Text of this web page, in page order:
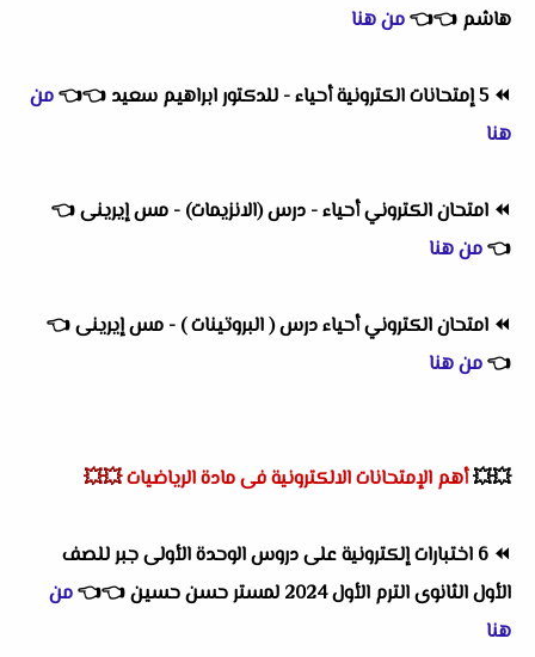
هاشم 👈
👈من هنا
⏪5 إمتحانات الكترونية أحياء - للدكتور ابراهيم سعيد 👈
👈من
هنا
⏪ امتحان الكتروني أحياء - درس (الانزيمات) - مس إيرينى👈
👈من هنا
⏪ امتحان الكتروني أحياء درس ( البروتينات ) - مس إيرينى👈
👈من هنا
💥💥أهم الإمتحانات الالكترونية فى مادة الرياضيات💥💥
⏪
6 اختبارات إلكترونية على دروس الوحدة الأولى جبر للصف
الأول الثانوى الترم الأول 2024 لمستر حسن حسين
👈
👈من
هنا